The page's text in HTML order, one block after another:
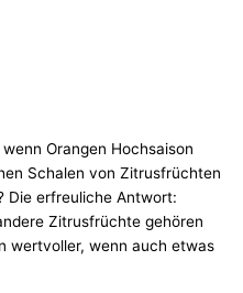
Orangen Hochsaison
Schalen von Zitrusfrüchten
Die erfreuliche Antwort:
Zitrusfrüchte gehören
wertvoller, wenn auch etwas